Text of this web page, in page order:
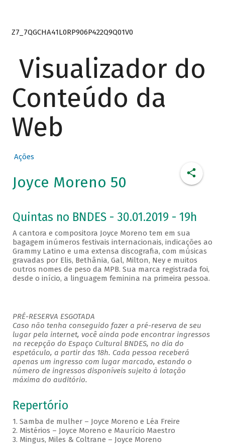
Z7_7QGCHA41L0RP906P422Q9Q01V0
Visualizador do
Conteúdo da
Web
Ações
Joyce Moreno 50
Quintas no BNDES - 30.01.2019 - 19h
A cantora e compositora Joyce Moreno tem em sua
bagagem inúmeros festivais internacionais, indicações ao
Grammy Latino e uma extensa discografia, com músicas
gravadas por Elis, Bethânia, Gal, Milton, Ney e muitos
outros nomes de peso da MPB. Sua marca registrada foi,
desde o início, a linguagem feminina na primeira pessoa.
PRÉ-RESERVA ESGOTADA
Caso não tenha conseguido fazer a pré-reserva de seu
lugar pela internet, você ainda pode encontrar ingressos
na recepção do Espaço Cultural BNDES, no dia do
espetáculo, a partir das 18h. Cada pessoa receberá
apenas um ingresso com lugar marcado, estando o
número de ingressos disponíveis sujeito à lotação
máxima do auditório.
Repertório
1. Samba de mulher – Joyce Moreno e Léa Freire
2. Mistérios – Joyce Moreno e Maurício Maestro
3. Mingus, Miles & Coltrane – Joyce Moreno